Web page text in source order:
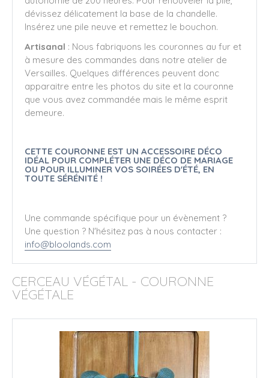
dévissez délicatement la base de la chandelle.
Insérez une pile neuve et remettez le bouchon.
Artisanal : Nous fabriquons les couronnes au fur et
à mesure des commandes dans notre atelier de
Versailles. Quelques différences peuvent donc
apparaitre entre les photos du site et la couronne
que vous avez commandée mais le même esprit
demeure.
CETTE COURONNE EST UN ACCESSOIRE DÉCO
IDÉAL POUR COMPLÉTER UNE DÉCO DE MARIAGE
OU POUR ILLUMINER VOS SOIRÉES D'ÉTÉ, EN
TOUTE SÉRÉNITÉ !
Une commande spécifique pour un évènement ?
Une question ? N'hésitez pas à nous contacter :
info@bloolands.com
CERCEAU VÉGÉTAL - COURONNE
VÉGÉTALE